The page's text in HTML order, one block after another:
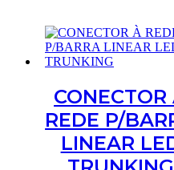
CONECTOR
REDE P/
LINEAR